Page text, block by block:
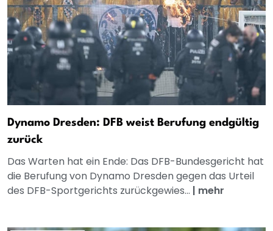
Dynamo Dresden: DFB weist Berufung endgültig
zurück
Das Warten hat ein Ende: Das DFB-Bundesgericht hat
die Berufung von Dynamo Dresden gegen das Urteil
des DFB-Sportgerichts zurückgewies... | mehr